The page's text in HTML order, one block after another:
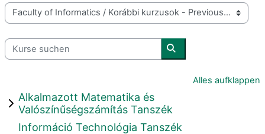
Kursbereiche
Kurse suchen
Kurse suchen
Alles aufklappen
Alkalmazott Matematika és
Valószínűségszámítás Tanszék
Információ Technológia Tanszék